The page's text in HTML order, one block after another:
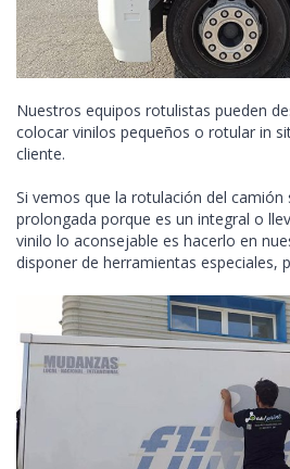
Nuestros equipos rotulistas pueden
colocar vinilos pequeños o rotular in
cliente.
Si vemos que la rotulación del camión
prolongada porque es un integral o
vinilo lo aconsejable es hacerlo en
disponer de herramientas especiales,